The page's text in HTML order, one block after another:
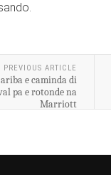
PREVIOUS ARTICLE
e caminda di
pa e rotonde na
Marriott